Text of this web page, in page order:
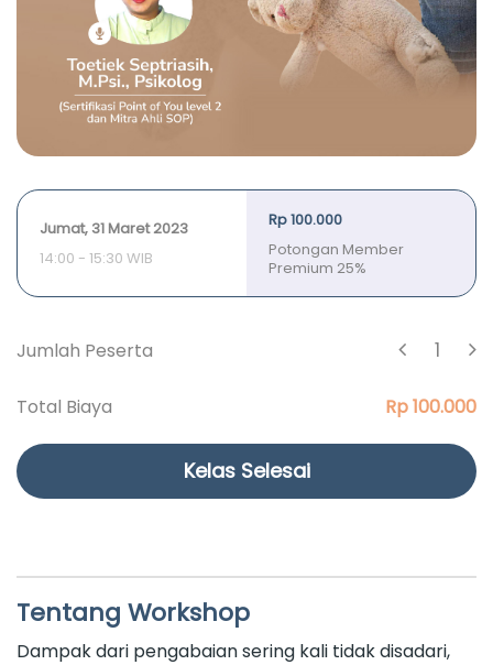
Jumat, 31 Maret 2023
14:00 - 15:30 WIB
Rp 100.000
Potongan Member
Premium 25%
Jumlah Peserta 1
Total Biaya Rp 100.000
Kelas Selesai
Tentang Workshop
Dampak dari pengabaian sering kali tidak disadari,